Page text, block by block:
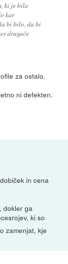
ki je bila
kar
bi bilo, da bi
drugače
za ostalo.
ni defekten.
in cena
dokler ga
ki so
zamenjat, kje